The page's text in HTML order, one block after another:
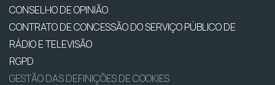
CONSELHO DE OPINIÃO
CONTRATO DE CONCESSÃO DO SERVIÇO PÚBLICO DE
RÁDIO E TELEVISÃO
RGPD
GESTÃO DAS DEFINIÇÕES DE COOKIES